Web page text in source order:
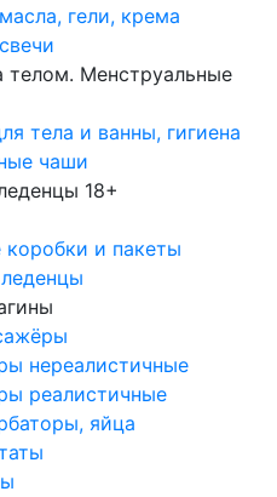
гели, крема
телом. Менструальные
тела и ванны, гигиена
чаши
18+
и пакеты
нереалистичные
реалистичные
яйца